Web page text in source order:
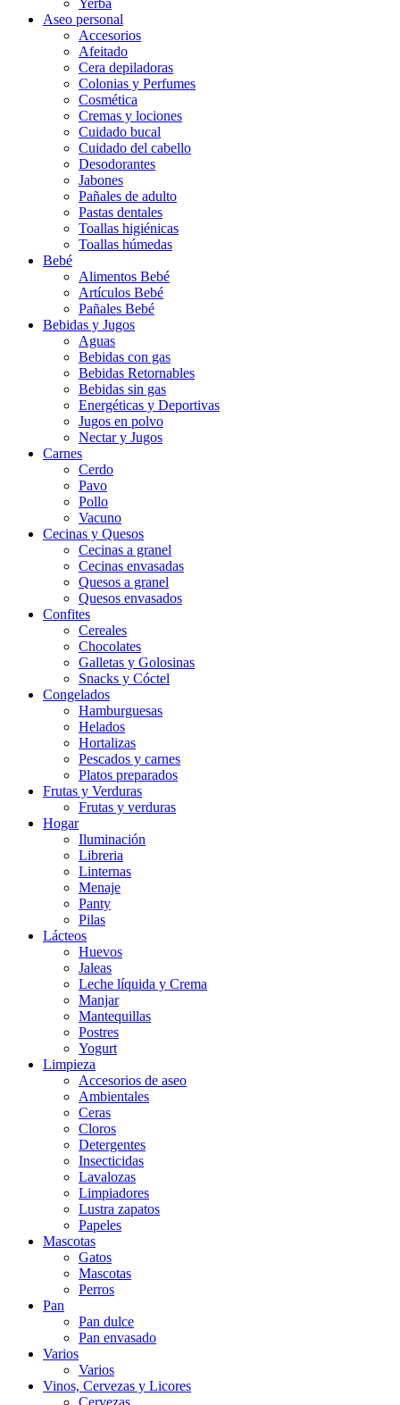
Yerba
Aseo personal
Accesorios
Afeitado
Cera depiladoras
Colonias y Perfumes
Cosmética
Cremas y lociones
Cuidado bucal
Cuidado del cabello
Desodorantes
Jabones
Pañales de adulto
Pastas dentales
Toallas higiénicas
Toallas húmedas
Bebé
Alimentos Bebé
Artículos Bebé
Pañales Bebé
Bebidas y Jugos
Aguas
Bebidas con gas
Bebidas Retornables
Bebidas sin gas
Energéticas y Deportivas
Jugos en polvo
Nectar y Jugos
Carnes
Cerdo
Pavo
Pollo
Vacuno
Cecinas y Quesos
Cecinas a granel
Cecinas envasadas
Quesos a granel
Quesos envasados
Confites
Cereales
Chocolates
Galletas y Golosinas
Snacks y Cóctel
Congelados
Hamburguesas
Helados
Hortalizas
Pescados y carnes
Platos preparados
Frutas y Verduras
Frutas y verduras
Hogar
Iluminación
Libreria
Linternas
Menaje
Panty
Pilas
Lácteos
Huevos
Jaleas
Leche líquida y Crema
Manjar
Mantequillas
Postres
Yogurt
Limpieza
Accesorios de aseo
Ambientales
Ceras
Cloros
Detergentes
Insecticidas
Lavalozas
Limpiadores
Lustra zapatos
Papeles
Mascotas
Gatos
Mascotas
Perros
Pan
Pan dulce
Pan envasado
Varios
Varios
Vinos, Cervezas y Licores
Cervezas